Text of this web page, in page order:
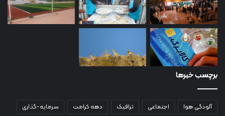
برچسب خبرها
آلودگی هوا اجتماعی ترافیک دهه کرامت
سرمایه-گذاری